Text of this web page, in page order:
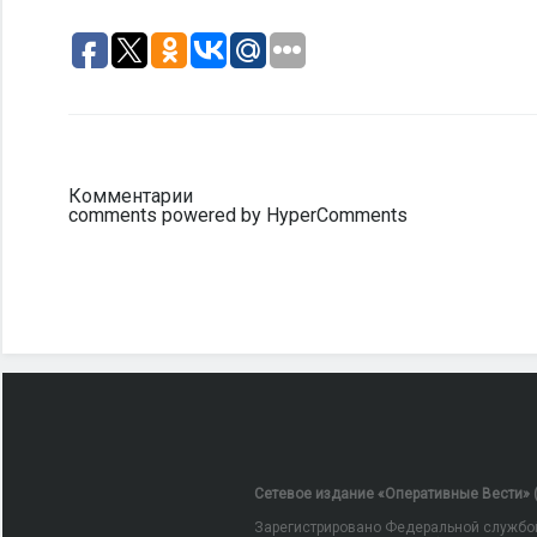
Комментарии
comments powered by HyperComments
Сетевое издание «Оперативные Вести»
Зарегистрировано Федеральной